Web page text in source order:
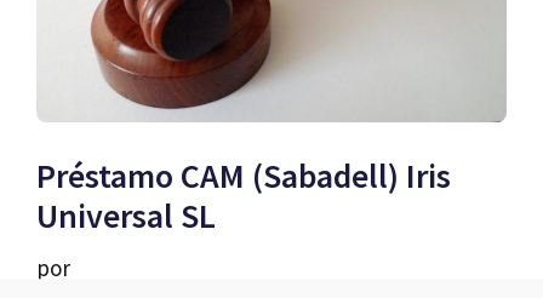
Préstamo CAM (Sabadell) Iris
Universal SL
por